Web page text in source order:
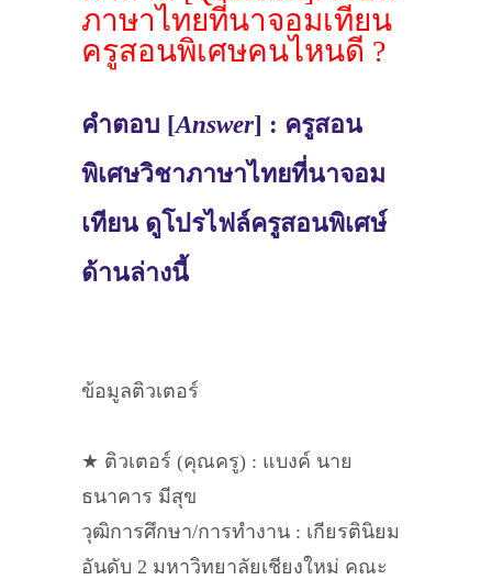
ภาษาไทยที่นาจอมเทียน
ครูสอนพิเศษคนไหนดี ?
คำตอบ [Answer] : ครูสอน
พิเศษวิชาภาษาไทยที่นาจอม
เทียน ดูโปรไฟล์ครูสอนพิเศษ์
ด้านล่างนี้
ข้อมูลติวเตอร์
★ ติวเตอร์ (คุณครู) : แบงค์ นาย
ธนาคาร มีสุข
วุฒิการศึกษา/การทำงาน : เกียรตินิยม
อันดับ 2 มหาวิทยาลัยเชียงใหม่ คณะ